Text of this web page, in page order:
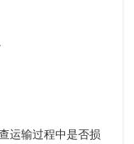
运输过程中是否损